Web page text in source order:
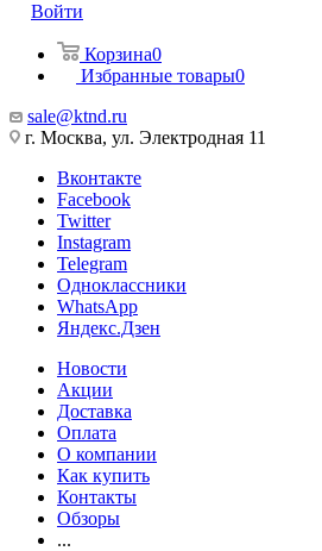
Войти
Корзина0
Избранные товары0
sale@ktnd.ru
г. Москва, ул. Электродная 11
Вконтакте
Facebook
Twitter
Instagram
Telegram
Одноклассники
WhatsApp
Яндекс.Дзен
Новости
Акции
Доставка
Оплата
О компании
Как купить
Контакты
Обзоры
...